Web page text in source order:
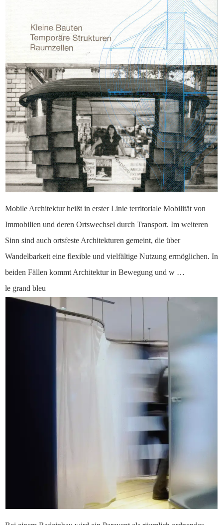
Mobile Architektur heißt in erster Linie territoriale Mobilität von
Immobilien und deren Ortswechsel durch Transport. Im weiteren
Sinn sind auch ortsfeste Architekturen gemeint, die über
Wandelbarkeit eine flexible und vielfältige Nutzung ermöglichen. In
beiden Fällen kommt Architektur in Bewegung und w …
le grand bleu